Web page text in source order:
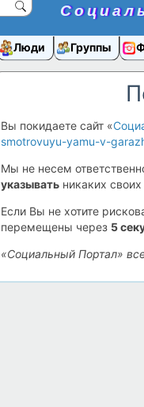
Люди Группы
Вы покидаете сайт «
smotrovuyu-yamu-v-
Мы не несем
указывать никаких
Если Вы не хотите
перемещены через 5
«Социальный Портал»